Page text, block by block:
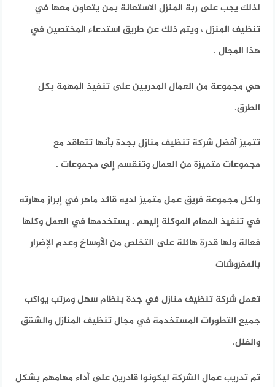
لذلك يجب على ربة المنزل الاستعانة بمن يتعاون معها في
تنظيف المنزل ، ويتم ذلك عن طريق استدعاء المختصين في
هذا المجال .
هي مجموعة من العمال المدربين على تنفيذ المهمة بكل
الطرق.
تتميز أفضل شركة تنظيف منازل بجدة بأنها تتعاقد مع
مجموعات متميزة من العمال وتنقسم إلى مجموعات .
ولكل مجموعة فريق عمل متميز لديه قائد ماهر في إبراز مهارته
في تنفيذ المهام الموكلة إليهم . يستخدمها في العمل وكلها
فعالة ولها قدرة هائلة على التخلص من الأوساخ وعدم الإضرار
بالمفروشات
تعمل شركة تنظيف منازل في جدة بنظام سهل ومرتب يواكب
جميع التطورات المستخدمة في مجال تنظيف المنازل والشقق
والفلل.
تم تدريب عمال الشركة ليكونوا قادرين على أداء مهامهم بشكل